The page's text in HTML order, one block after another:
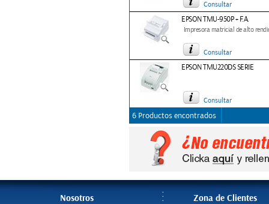
Consultar
EPSON TMU-950P + F.A.
Impresora matricial de alto
Consultar
EPSON TMU220DS SERIE
Consultar
6 Productos encontrados
Nosotros Zona de Clientes